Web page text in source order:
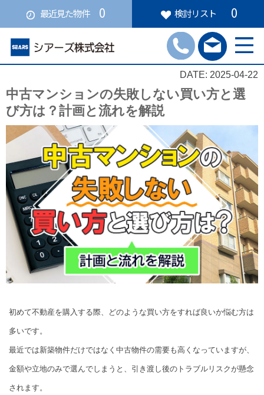
最近見た物件 0 検討リスト 0
DATE: 2025-04-22
中古マンションの失敗しない買い方と選
び方は？計画と流れを解説
初めて不動産を購入する際、どのような買い方をすれば良いか悩む方は
多いです。
最近では新築物件だけではなく中古物件の需要も高くなっていますが、
金額や立地のみで選んでしまうと、引き渡し後のトラブルリスクが懸念
されます。